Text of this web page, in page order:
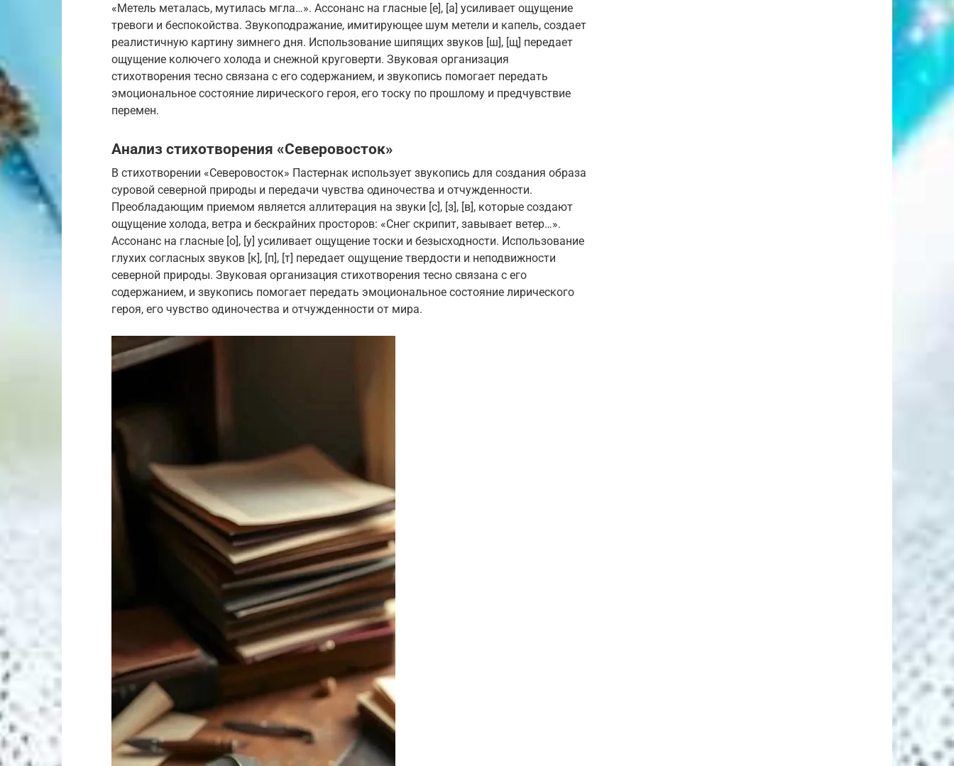
«Метель металась, мутилась мгла…». Ассонанс на гласные [е], [а] усиливает ощущение
тревоги и беспокойства. Звукоподражание, имитирующее шум метели и капель, создает
реалистичную картину зимнего дня. Использование шипящих звуков [ш], [щ] передает
ощущение колючего холода и снежной круговерти. Звуковая организация
стихотворения тесно связана с его содержанием, и звукопись помогает передать
эмоциональное состояние лирического героя, его тоску по прошлому и предчувствие
перемен.
Анализ стихотворения «Северовосток»
В стихотворении «Северовосток» Пастернак использует звукопись для создания образа
суровой северной природы и передачи чувства одиночества и отчужденности.
Преобладающим приемом является аллитерация на звуки [с], [з], [в], которые создают
ощущение холода, ветра и бескрайних просторов: «Снег скрипит, завывает ветер…».
Ассонанс на гласные [о], [у] усиливает ощущение тоски и безысходности. Использование
глухих согласных звуков [к], [п], [т] передает ощущение твердости и неподвижности
северной природы. Звуковая организация стихотворения тесно связана с его
содержанием, и звукопись помогает передать эмоциональное состояние лирического
героя, его чувство одиночества и отчужденности от мира.